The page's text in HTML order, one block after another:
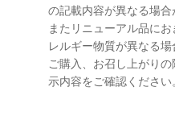
の記載内容が異なる場合
またリニューアル品に
レルギー物質が異なる場
ご購入、お召し上がり
示内容をご確認ください